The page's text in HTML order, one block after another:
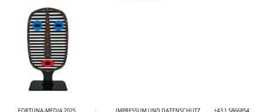
FORTUNA-MEDIA 2025 | IMPRESSUM UND DATENSCHUTZ +43 1 5866854